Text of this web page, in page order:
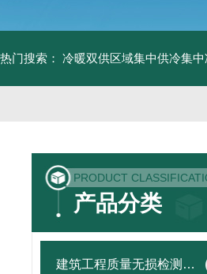
热门搜索： 冷暖双供区域集中供冷集
PRODUCT
产品分类
建筑工程质量无损检测仪器